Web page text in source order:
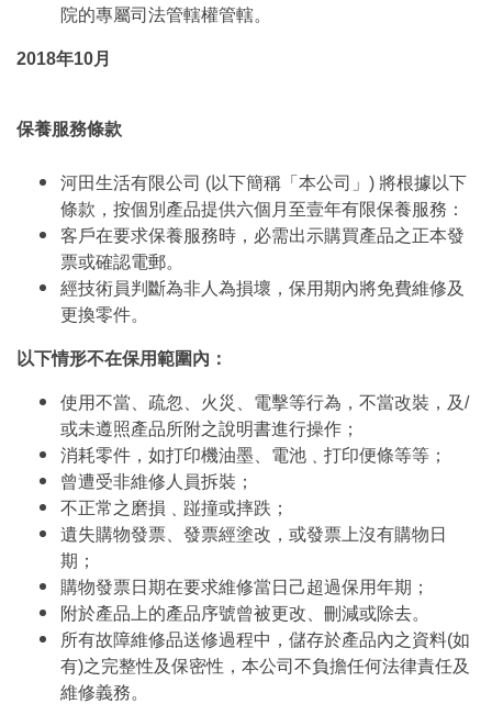
院的專屬司法管轄權管轄。
2018年10月
保養服務條款
河田生活有限公司 (以下簡稱「本公司」) 將根據以下
條款，按個別產品提供六個月至壹年有限保養服務：
客戶在要求保養服務時，必需出示購買產品之正本發
票或確認電郵。
經技術員判斷為非人為損壞，保用期內將免費維修及
更換零件。
以下情形不在保用範圍內：
使用不當、疏忽、火災、電擊等行為，不當改裝，及/
或未遵照產品所附之說明書進行操作；
消耗零件，如打印機油墨、電池﹑打印便條等等；
曾遭受非維修人員拆裝；
不正常之磨損﹑踫撞或摔跌；
遺失購物發票、發票經塗改，或發票上沒有購物日
期；
購物發票日期在要求維修當日己超過保用年期；
附於產品上的產品序號曾被更改、刪減或除去。
所有故障維修品送修過程中，儲存於產品內之資料(如
有)之完整性及保密性，本公司不負擔任何法律責任及
維修義務。